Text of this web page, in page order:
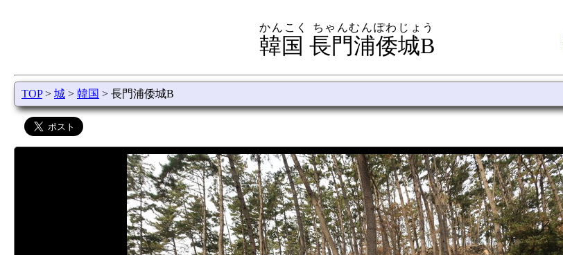
韓国 長門浦倭城B
かんこく ちゃんむんぽわじょう
TOP> 城 > 韓国 > 長門浦倭城B